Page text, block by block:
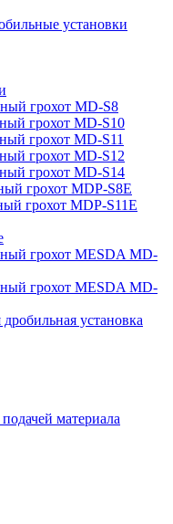
установки
грохот MD-S8
грохот MD-S10
грохот MD-S11
грохот MD-S12
грохот MD-S14
грохот MDP-S8E
грохот MDP-S11E
грохот MESDA MD-
грохот MESDA MD-
установка
материала